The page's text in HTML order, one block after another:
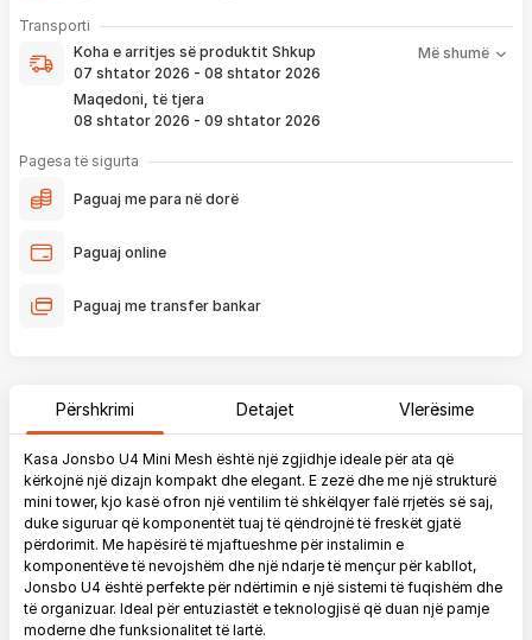
pagesë
Transporti
Koha e arritjes së produktit Shkup
07 shtator 2026 - 08 shtator 2026
Maqedoni, të tjera
08 shtator 2026 - 09 shtator 2026
Më shumë
Koha e arritjes së produktit nënkupton periudhën prej kur
bëhet verifikimi i porosisë suaj, dhe njoftimit për verifikim
që ju e pranoni përmes email-it apo SMS-it.
Nëse porosia bëhet tani, produkti arrin sipas afatit kohor të
vendosur më lartë. Ju do të njoftoheni në vazhdimësi
përfshirë momentin kur produkti arrin në depon tonë, dhe
më lartë. Ju lusim të keni parasysh që festat ndërkombëtare ndikojnë që
liferimi të shtyhet për rreth 2 ditë.
Pagesa të sigurta
Paguaj me para në dorë
Paguaj online
Paguaj me transfer bankar
Përshkrimi Detajet Vlerësime
Kasa Jonsbo U4 Mini Mesh është një zgjidhje ideale për ata që
kërkojnë një dizajn kompakt dhe elegant. E zezë dhe me një strukturë
mini tower, kjo kasë ofron një ventilim të shkëlqyer falë rrjetës së saj,
duke siguruar që komponentët tuaj të qëndrojnë të freskët gjatë
përdorimit. Me hapësirë të mjaftueshme për instalimin e
komponentëve të nevojshëm dhe një ndarje të mençur për kabllot,
Jonsbo U4 është perfekte për ndërtimin e një sistemi të fuqishëm dhe
të organizuar. Ideal për entuziastët e teknologjisë që duan një pamje
moderne dhe funksionalitet të lartë.